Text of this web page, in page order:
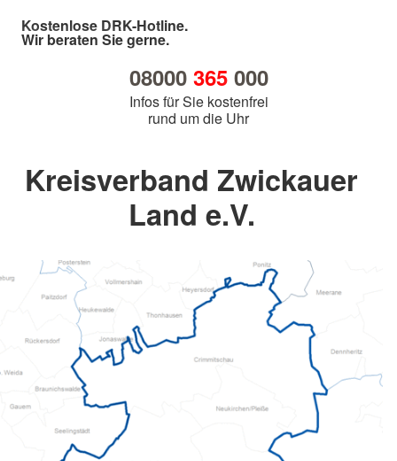
Kostenlose DRK-Hotline.
Wir beraten Sie gerne.
08000 365000
Infos für Sie kostenfrei
rund um die Uhr
Kreisverband Zwickauer
Land e.V.